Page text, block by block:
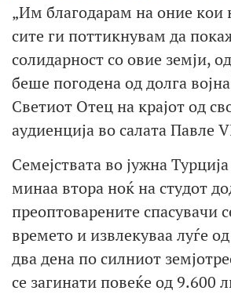
„Им благодарам на оние
сите ги поттикнувам да
солидарност со овие земји,
беше погодена од долга
Светиот Отец на крајот од
аудиенција во салата Павле
Семејствата во јужна
минаа втора ноќ на студот
преоптоварените спасувачи
времето и извлекуваа луѓе
два дена по силниот
се загинати повеќе од 9.600